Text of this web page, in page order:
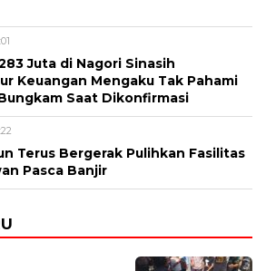
Juta di Nagori Sinasih
Keuangan Mengaku Tak Pahami
Saat Dikonfirmasi
Terus Bergerak Pulihkan Fasilitas
Pasca Banjir